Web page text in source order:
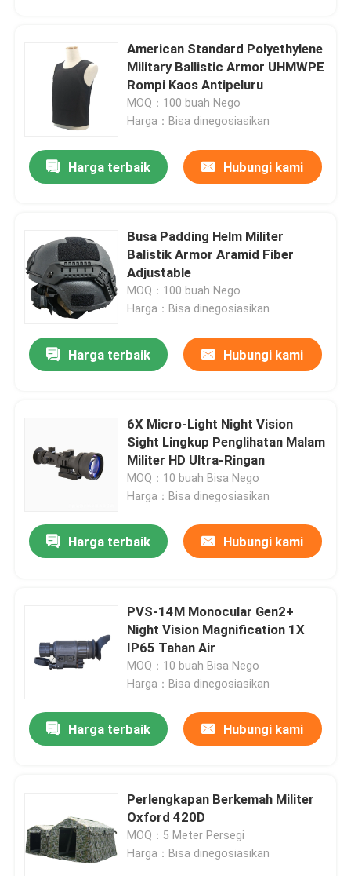
American Standard Polyethylene
Military Ballistic Armor UHMWPE
Rompi Kaos Antipeluru
MOQ：100 buah Nego
Harga：Bisa dinegosiasikan
Harga terbaik Hubungi kami
Busa Padding Helm Militer
Balistik Armor Aramid Fiber
Adjustable
MOQ：100 buah Nego
Harga：Bisa dinegosiasikan
Harga terbaik Hubungi kami
6X Micro-Light Night Vision
Sight Lingkup Penglihatan Malam
Militer HD Ultra-Ringan
MOQ：10 buah Bisa Nego
Harga：Bisa dinegosiasikan
Harga terbaik Hubungi kami
PVS-14M Monocular Gen2+
Night Vision Magnification 1X
IP65 Tahan Air
MOQ：10 buah Bisa Nego
Harga：Bisa dinegosiasikan
Harga terbaik Hubungi kami
Perlengkapan Berkemah Militer
Oxford 420D
MOQ：5 Meter Persegi
Harga：Bisa dinegosiasikan